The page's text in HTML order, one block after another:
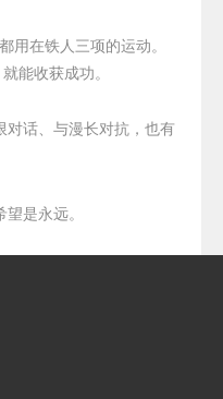
用在铁人三项的运动。
能收获成功。
对话、与漫长对抗，也有
是永远。